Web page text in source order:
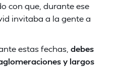
con que, durante ese
invitaba a la gente a
estas fechas, debes
y largos